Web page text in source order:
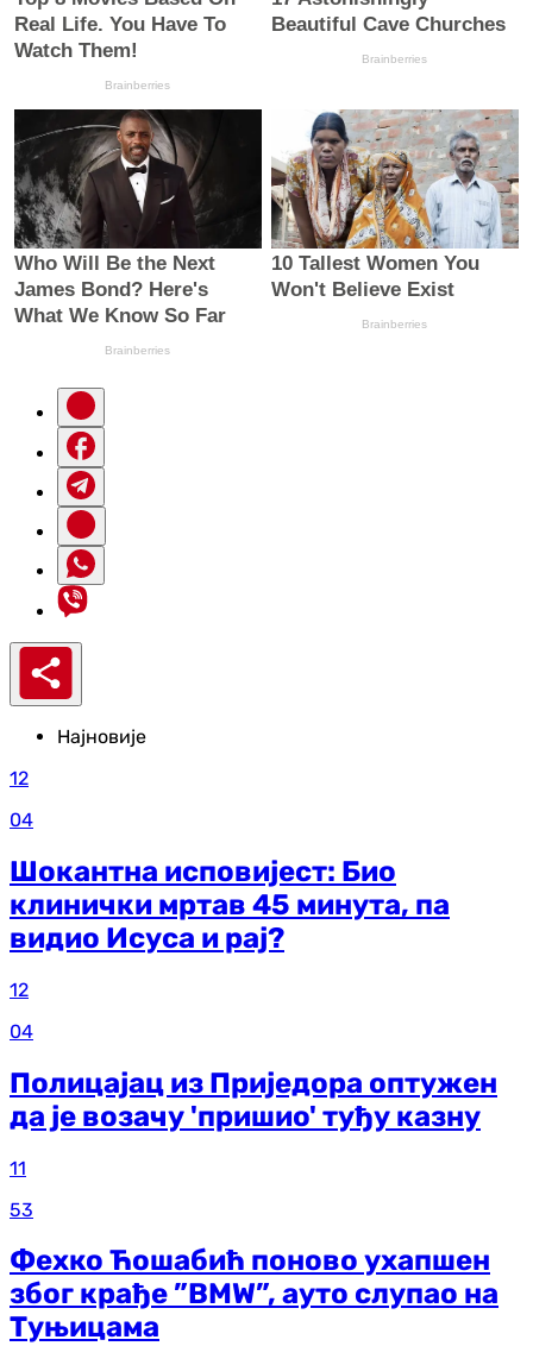
Најновије
12
04
Шокантна исповијест: Био
клинички мртав 45 минута, па
видио Исуса и рај?
12
04
Полицајац из Приједора оптужен
да је возачу 'пришио' туђу казну
11
53
Фехко Ћошабић поново ухапшен
због крађе ”BMW”, ауто слупао на
Туњицама